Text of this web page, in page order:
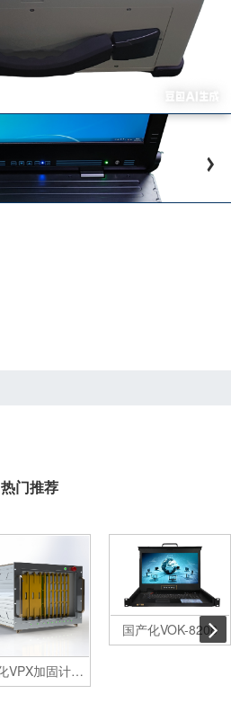
热门推荐
定制化VPX加固计算机
国产化VOK-8208